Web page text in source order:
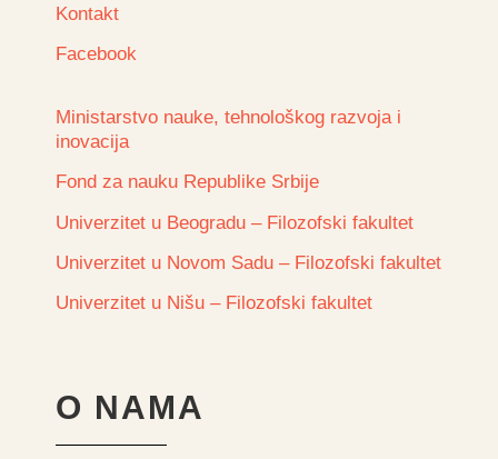
Kontakt
Facebook
Ministarstvo nauke, tehnološkog razvoja i
inovacija
Fond za nauku Republike Srbije
Univerzitet u Beogradu – Filozofski fakultet
Univerzitet u Novom Sadu – Filozofski fakultet
Univerzitet u Nišu – Filozofski fakultet
O NAMA